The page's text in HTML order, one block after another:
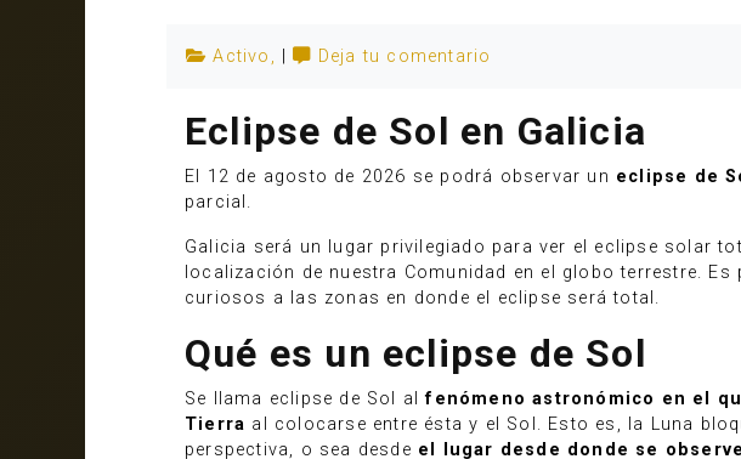
Activo , | Deja tu comentario
Eclipse de Sol en Galicia
El 12 de agosto de 2026 se podrá observar un eclipse de
parcial.
Galicia será un lugar privilegiado para ver el eclipse solar
localización de nuestra Comunidad en el globo terrestre.
curiosos a las zonas en donde el eclipse será total.
Qué es un eclipse de Sol
Se llama eclipse de Sol alfenómeno astronómico en el
Tierra al colocarse entre ésta y el Sol. Esto es, la Luna
perspectiva, o sea desde el lugar desde donde se